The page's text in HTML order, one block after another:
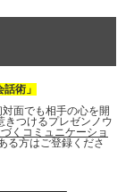
術」
面でも相手の心を開
きつけるプレゼンノウ
くコミュニケーショ
る方はご登録くださ